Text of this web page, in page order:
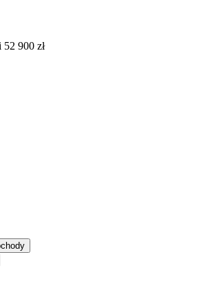
52 900 zł